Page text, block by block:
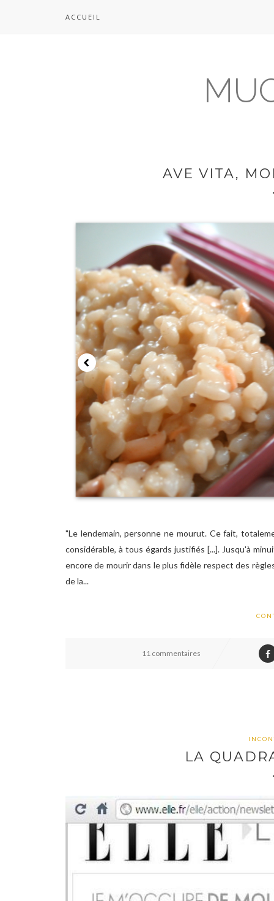
ACCUEIL
AVE VITA,
"Le lendemain, personne ne mourut. Ce fait,
considérable, à tous égards justifiés [...]. Jusqu'à
encore de mourir dans le plus fidèle respect des
de la...
11 commentaires
LA